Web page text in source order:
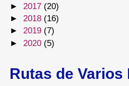
► 2017 (20)
► 2018 (16)
► 2019 (7)
► 2020 (5)
Rutas de Varios